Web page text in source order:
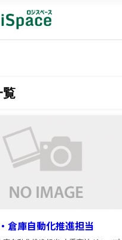
覧
倉庫自動化推進担当